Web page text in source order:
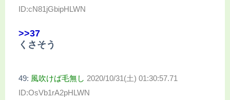
ID:cN81jGbipHLWN
>>37
くさそう
49: 風吹けば毛無し 2020/10/31(土) 01:30:57.71
ID:OsVb1rA2pHLWN